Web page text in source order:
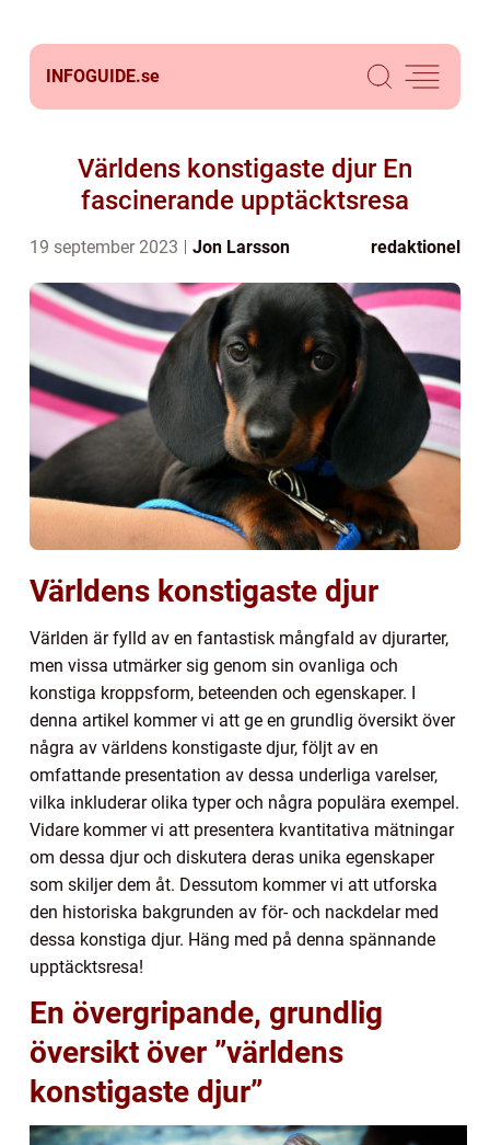
INFOGUIDE.se
Världens konstigaste djur En
fascinerande upptäcktsresa
19 september 2023 Jon Larsson redaktionel
Världens konstigaste djur
Världen är fylld av en fantastisk mångfald av djurarter,
men vissa utmärker sig genom sin ovanliga och
konstiga kroppsform, beteenden och egenskaper. I
denna artikel kommer vi att ge en grundlig översikt över
några av världens konstigaste djur, följt av en
omfattande presentation av dessa underliga varelser,
vilka inkluderar olika typer och några populära exempel.
Vidare kommer vi att presentera kvantitativa mätningar
om dessa djur och diskutera deras unika egenskaper
som skiljer dem åt. Dessutom kommer vi att utforska
den historiska bakgrunden av för- och nackdelar med
dessa konstiga djur. Häng med på denna spännande
upptäcktsresa!
En övergripande, grundlig
översikt över ”världens
konstigaste djur”